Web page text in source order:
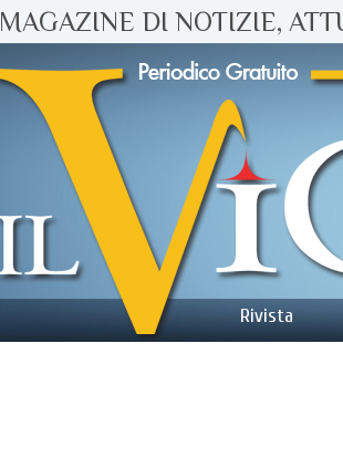
MAGAZINE DI NOTIZIE,
Rivista